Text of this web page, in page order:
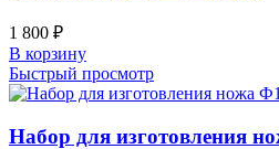
1 800 ₽
В корзину
Быстрый просмотр
Набор для изготовления